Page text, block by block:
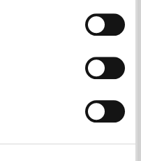
: Montreal-Kingston-